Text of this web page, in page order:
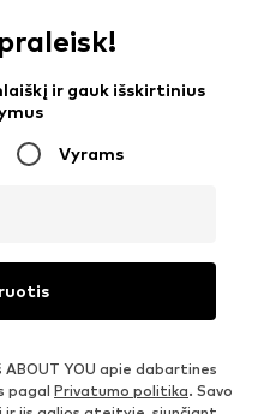
ir gauk išskirtinius
Vyrams
YOU apie dabartines
pagal Privatumo politika. Savo